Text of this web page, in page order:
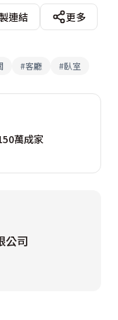
連結
更多
#客廳 #臥室
萬成家
公司